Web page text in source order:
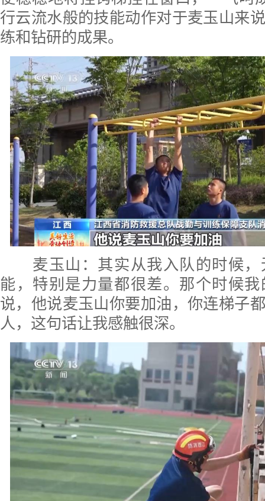
行云流水般的技能动作对于麦玉山来
练和钻研的成果。
麦玉山：其实从我入队的时候，
能，特别是力量都很差。那个时候
说，他说麦玉山你要加油，你连梯子
人，这句话让我感触很深。